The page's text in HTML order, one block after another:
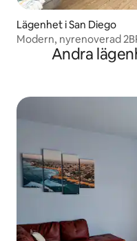
Lägenhet i San Diego
Modern, nyrenoverad
Andra